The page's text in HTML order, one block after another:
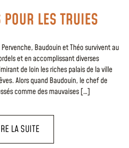
LES TRUIES
Baudouin et Théo survivent au
et en accomplissant diverses
de loin les riches palais de la ville
Alors quand Baudouin, le chef de
comme des mauvaises […]
LA SUITE